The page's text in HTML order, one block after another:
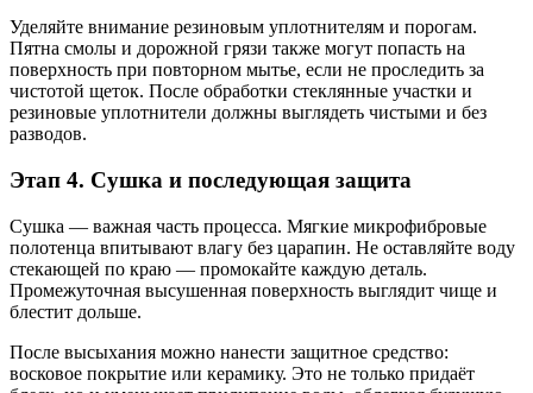
Уделяйте внимание резиновым уплотнителям и порогам.
Пятна смолы и дорожной грязи также могут попасть на
поверхность при повторном мытье, если не проследить за
чистотой щеток. После обработки стеклянные участки и
резиновые уплотнители должны выглядеть чистыми и без
разводов.
Этап 4. Сушка и последующая защита
Сушка — важная часть процесса. Мягкие микрофибровые
полотенца впитывают влагу без царапин. Не оставляйте воду
стекающей по краю — промокайте каждую деталь.
Промежуточная высушенная поверхность выглядит чище и
блестит дольше.
После высыхания можно нанести защитное средство:
восковое покрытие или керамику. Это не только придаёт